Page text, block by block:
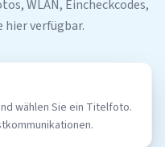
WLAN, Eincheckcodes,
verfügbar.
wählen Sie ein Titelfoto.